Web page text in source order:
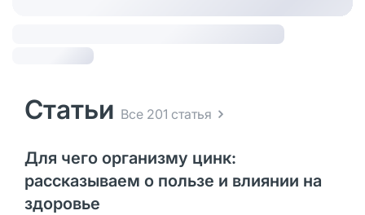
Статьи Все 201 статья
Для чего организму цинк:
рассказываем о пользе и влиянии на
здоровье